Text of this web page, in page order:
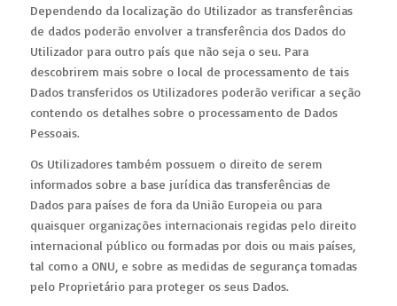
Dependendo da localização do Utilizador as transferências
de dados poderão envolver a transferência dos Dados do
Utilizador para outro país que não seja o seu. Para
descobrirem mais sobre o local de processamento de tais
Dados transferidos os Utilizadores poderão verificar a seção
contendo os detalhes sobre o processamento de Dados
Pessoais.
Os Utilizadores também possuem o direito de serem
informados sobre a base jurídica das transferências de
Dados para países de fora da União Europeia ou para
quaisquer organizações internacionais regidas pelo direito
internacional público ou formadas por dois ou mais países,
tal como a ONU, e sobre as medidas de segurança tomadas
pelo Proprietário para proteger os seus Dados.